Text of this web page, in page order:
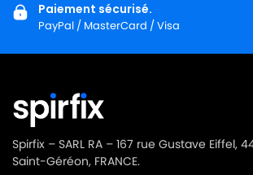
LG-
GOLDSTAR
LG-
GOLDSTAR
Paiement sécurisé.
PayPal / MasterCard / Visa
Spirfix – SARL RA – 167 rue Gustave Eiffel,
Saint-Géréon, FRANCE.